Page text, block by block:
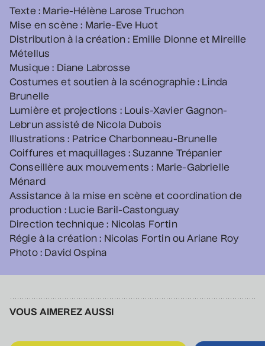
Nathalie Lord
• Patrick Norman et
Nathalie Lord
Josiane Aubuchon
• En promenade
9 septembre 2026• 19 h 30
Annexe3
Rodage
Daniel Grenier
• Coeur d'enfant
10 septembre 2026• 19 h 30
Annexe3
• Demande spéciale
10 septembre 2026
Gratuit
Texte : Marie-Hélène Larose Truchon
Mise en scène : Marie-Eve Huot
Distribution à la création : Emilie Dionne et Mireille
Métellus
Musique : Diane Labrosse
Costumes et soutien à la scénographie : Linda
Brunelle
Lumière et projections : Louis-Xavier Gagnon-
Lebrun assisté de Nicola Dubois
Illustrations : Patrice Charbonneau-Brunelle
Coiffures et maquillages : Suzanne Trépanier
Conseillère aux mouvements : Marie-Gabrielle
Ménard
Assistance à la mise en scène et coordination de
production : Lucie Baril-Castonguay
Direction technique : Nicolas Fortin
Régie à la création : Nicolas Fortin ou Ariane Roy
Photo : David Ospina
VOUS AIMEREZ AUSSI